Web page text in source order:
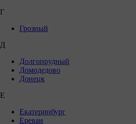
Г
Грозный
Д
Долгопрудный
Домодедово
Донецк
Е
Екатеринбург
Ереван